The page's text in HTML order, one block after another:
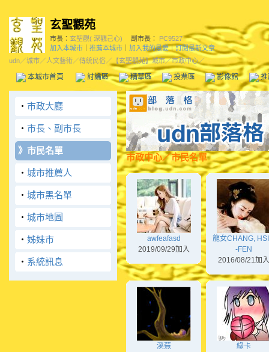
玄聖觀苑
市長： 玄聖觀( 深觀己心) 副市長：
PC9527
加入本城市
推薦本城市 加入我的最愛｜訂閱最新文章
udn／城市／人文藝術／傳統民俗／ 【玄聖觀苑】城市／市政中心／
本城市首頁 討論區 精華區 投票區 影像館 推
‧ 市政大廳
‧ 市長、副市長
》 市民名單
‧ 城市推薦人
‧ 城市黑名單
‧ 城市地圖
‧ 姊妹市
‧ 系統訊息
市政中心／市民名單
awfeafasd
2019/09/29加入
龍女CHANG,
-FEN
2016/08/21加入
溪蕪
綠卡